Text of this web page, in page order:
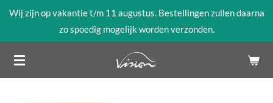
Ga
de
hoofdinhoud
Wij zijn op vakantie t/m 11 augustus. Bestellingen zullen daarna
zo spoedig mogelijk worden verzonden.